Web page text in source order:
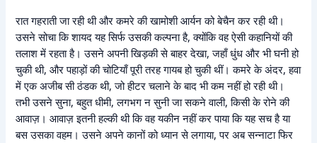
रात गहराती जा रही थी और कमरे की खामोशी आर्यन को बेचैन कर रही थी।
उसने सोचा कि शायद यह सिर्फ उसकी कल्पना है, क्योंकि वह ऐसी कहानियों की
तलाश में रहता है। उसने अपनी खिड़की से बाहर देखा, जहाँ धुंध और भी घनी हो
चुकी थी, और पहाड़ों की चोटियाँ पूरी तरह गायब हो चुकी थीं। कमरे के अंदर, हवा
में एक अजीब सी ठंडक थी, जो हीटर चलाने के बाद भी कम नहीं हो रही थी।
तभी उसने सुना, बहुत धीमी, लगभग न सुनी जा सकने वाली, किसी के रोने की
आवाज़। आवाज़ इतनी हल्की थी कि वह यकीन नहीं कर पाया कि यह सच है या
बस उसका वहम। उसने अपने कानों को ध्यान से लगाया, पर अब सन्नाटा फिर